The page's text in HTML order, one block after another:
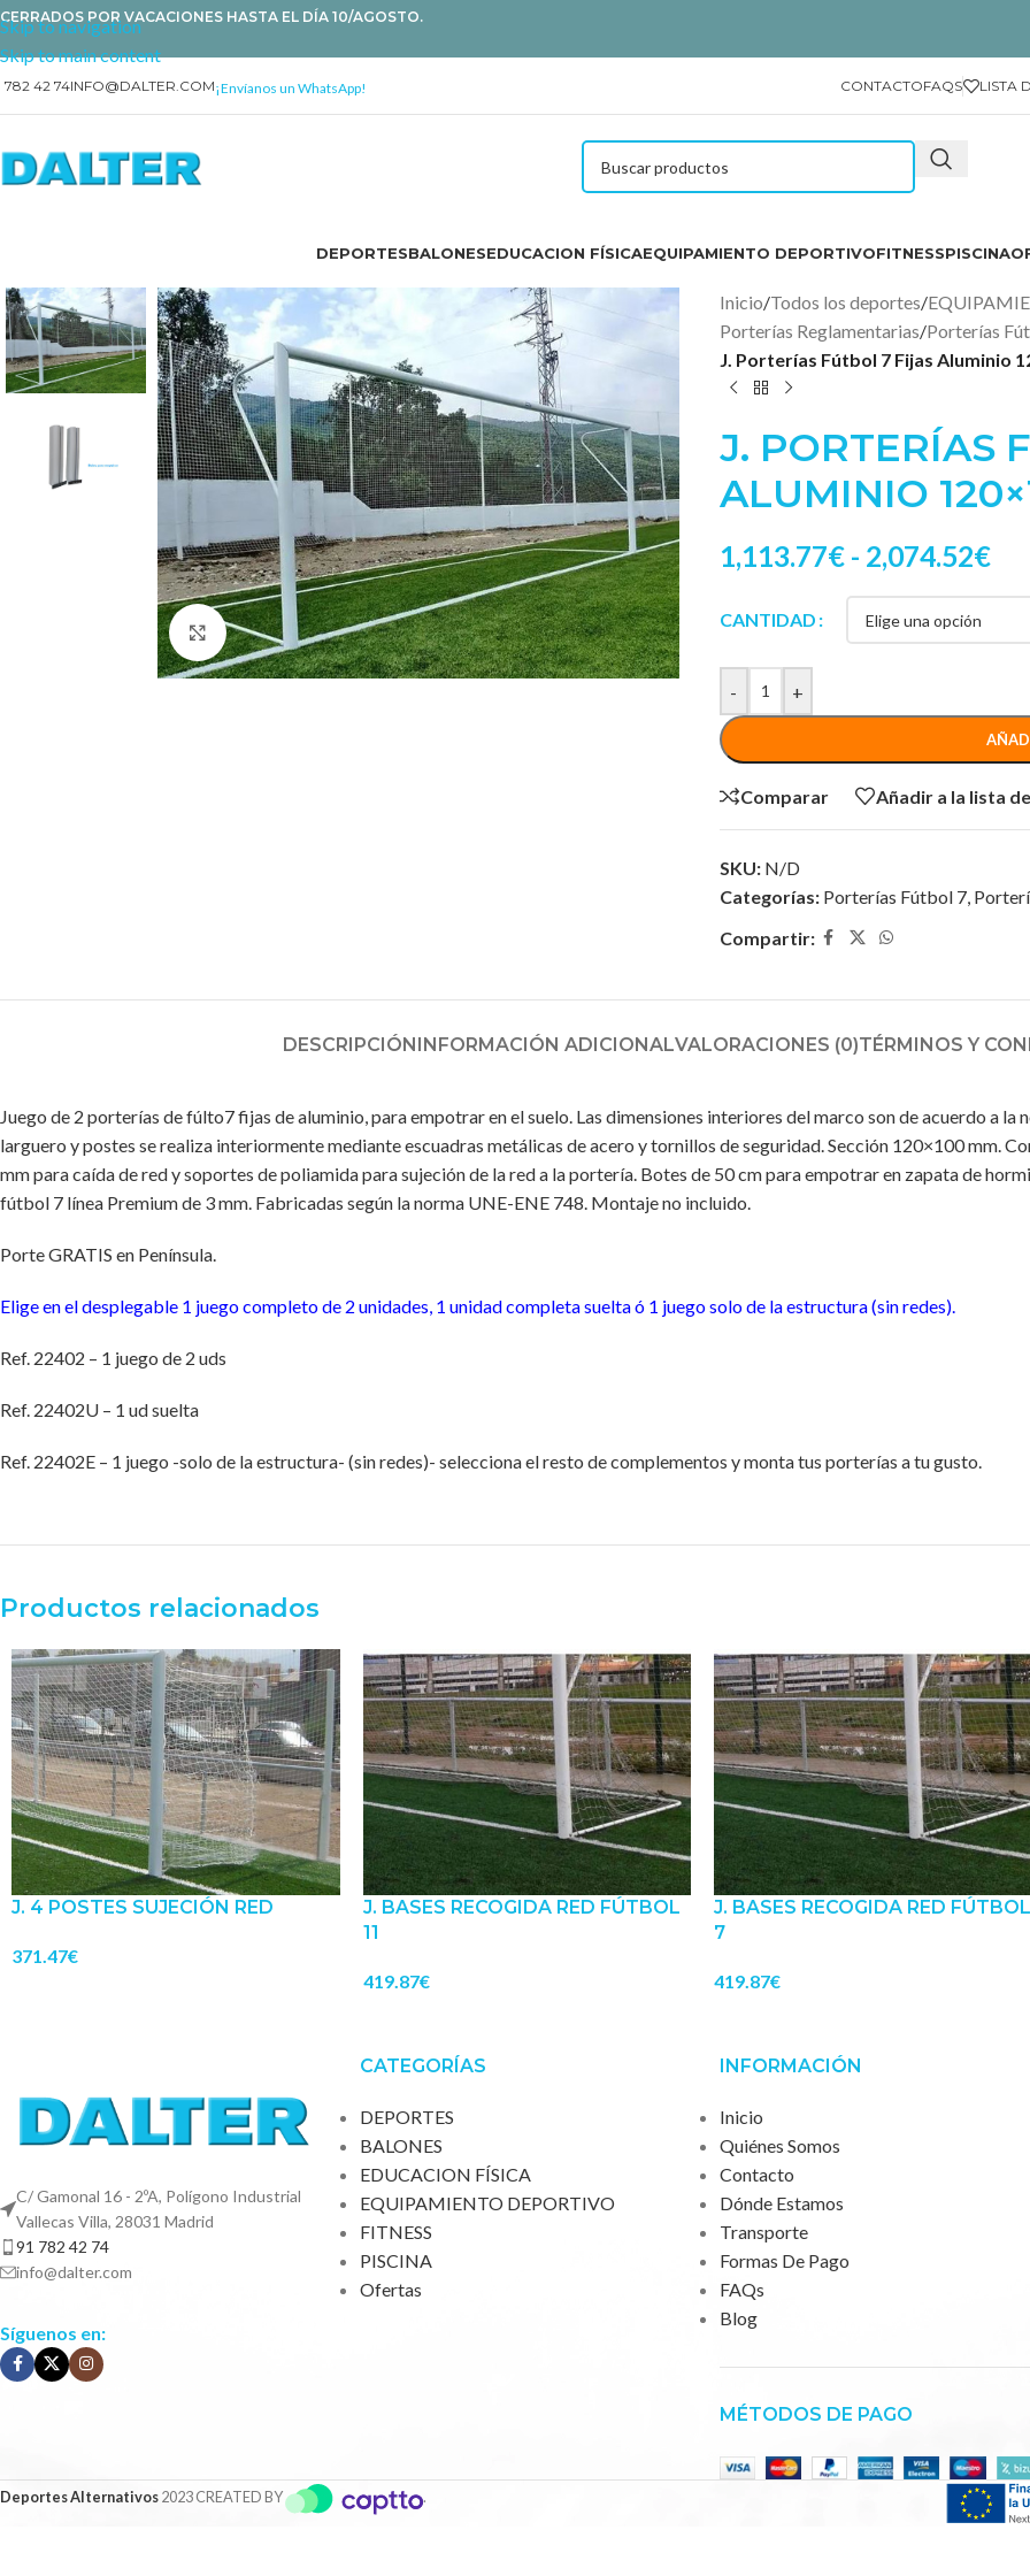
Skip to navigation
Skip to main content
CERRADOS POR VACACIONES HASTA EL DÍA 10/AGOSTO.
782 42 74INFO@DALTER.COM¡Envíanos un WhatsApp! CONTACTOFAQS LISTA
DEPORTESBALONESEDUCACION FÍSICAEQUIPAMIENTO DEPORTIVOFITNESSPISCINA
Clic para ampliar
Inicio/Todos los deportes/
Porterías Reglamentarias/Porterías
J. Porterías Fútbol 7 Fijas Aluminio
J. PORTERÍAS
ALUMINIO
1,113.77€ - 2,074.52€
CANTIDAD
- +
Comparar Añadir a la lista
SKU: N/D
Categorías: Porterías Fútbol 7,
Compartir:
DESCRIPCIÓNINFORMACIÓN ADICIONALVALORACIONES (0)TÉRMINOS Y
Juego de 2 porterías de fúlto7 fijas de aluminio, para empotrar en el suelo. Las dimensiones interiores del marco son de acuerdo a la
larguero y postes se realiza interiormente mediante escuadras metálicas de acero y tornillos de seguridad. Sección 120×100 mm.
mm para caída de red y soportes de poliamida para sujeción de la red a la portería. Botes de 50 cm para empotrar en zapata de
fútbol 7 línea Premium de 3 mm. Fabricadas según la norma UNE-ENE 748. Montaje no incluido.
Porte GRATIS en Península.
Elige en el desplegable 1 juego completo de 2 unidades, 1 unidad completa suelta ó 1 juego solo de la estructura (sin redes).
Ref. 22402 – 1 juego de 2 uds
Ref. 22402U – 1 ud suelta
Ref. 22402E – 1 juego -solo de la estructura- (sin redes)- selecciona el resto de complementos y monta tus porterías a tu gusto.
Productos relacionados
J. 4 POSTES SUJECIÓN RED
371.47€
J. BASES RECOGIDA RED FÚTBOL
11
419.87€
J. BASES RECOGIDA RED FÚTBOL
7
419.87€
C/ Gamonal 16 - 2ºA, Polígono Industrial
Vallecas Villa, 28031 Madrid
91 782 42 74
info@dalter.com
Síguenos en:
CATEGORÍAS
DEPORTES
BALONES
EDUCACION FÍSICA
EQUIPAMIENTO DEPORTIVO
FITNESS
PISCINA
Ofertas
INFORMACIÓN
Inicio
Quiénes Somos
Contacto
Dónde Estamos
Transporte
Formas De Pago
FAQs
Blog
MÉTODOS DE PAGO
Deportes Alternativos2023 CREATED BY .